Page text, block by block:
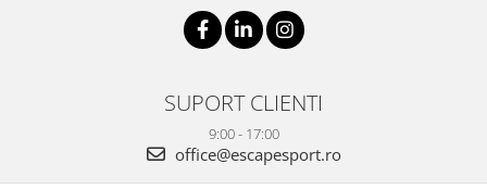
SUPORT CLIENTI
9:00 - 17:00
office@escapesport.ro